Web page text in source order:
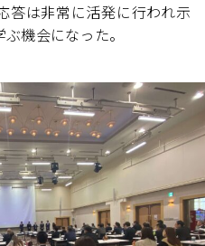
答は非常に活発に行われ示
機会になった。